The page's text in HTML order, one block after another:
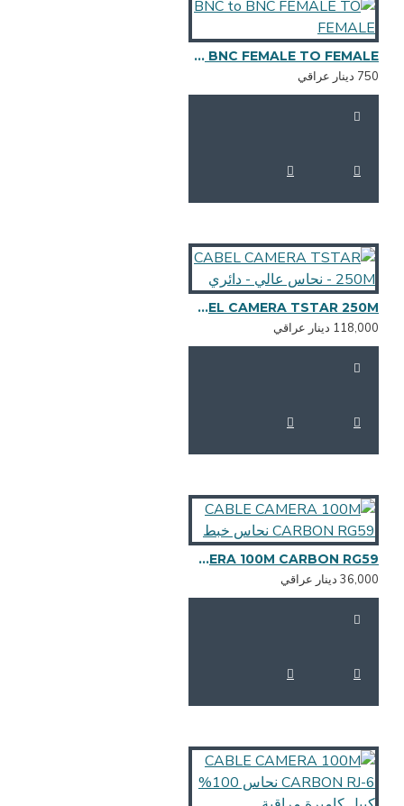
BNC to BNC FEMALE TO FEMALE
CABEL CAMERA TSTAR 250M - نحاس عالي - دائري
دينار عراقي
CABLE CAMERA 100M CARBON RG59 نحاس خبط
دينار عراقي